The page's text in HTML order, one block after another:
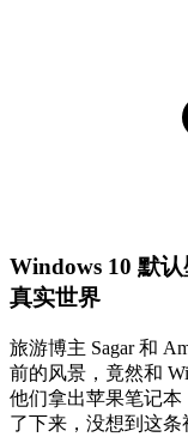
Windows 10 默
真实世界
旅游博主 Sagar 和
前的风景，竟然和
他们拿出苹果笔记本
了下来，没想到这